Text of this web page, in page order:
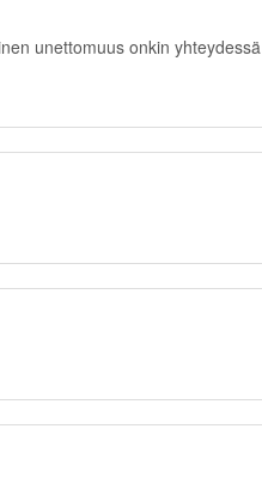
unettomuus onkin yhteydessä